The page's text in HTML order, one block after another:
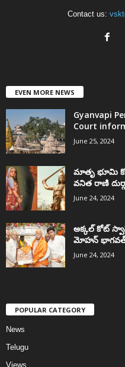
Contact us:
EVEN MORE NEWS
Gyanvapi
Court
June 25, 2024
మాతృ భూమి
వనిత రాణి
June 24, 2024
అక్కల్‌ కోట్‌
మోహన్
June 24, 2024
POPULAR CATEGORY
News
Telugu
Views